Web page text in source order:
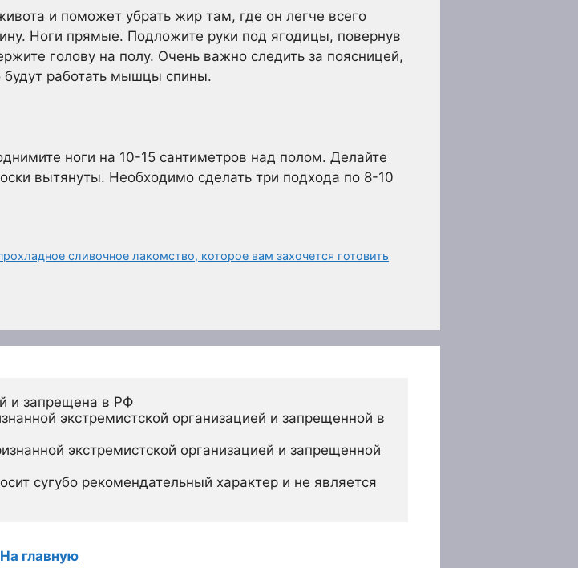
и поможет убрать жир там, где он легче всего
Ноги прямые. Подложите руки под ягодицы, повернув
голову на полу. Очень важно следить за поясницей,
будут работать мышцы спины.
ноги на 10-15 сантиметров над полом. Делайте
вытянуты. Необходимо сделать три подхода по 8-10
сливочное лакомство, которое вам захочется готовить
и запрещена в РФ
экстремистской организацией и запрещенной в
экстремистской организацией и запрещенной
сугубо рекомендательный характер и не является
На главную